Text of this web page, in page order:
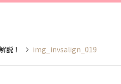
説！ img_invsalign_019